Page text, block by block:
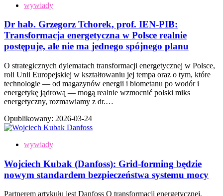
wywiady
Dr hab. Grzegorz Tchorek, prof. IEN-PIB:
Transformacja energetyczna w Polsce realnie
postępuje, ale nie ma jednego spójnego planu
O strategicznych dylematach transformacji energetycznej w Polsce,
roli Unii Europejskiej w kształtowaniu jej tempa oraz o tym, które
technologie — od magazynów energii i biometanu po wodór i
energetykę jądrową — mogą realnie wzmocnić polski miks
energetyczny, rozmawiamy z dr.…
Opublikowany: 2026-03-24
wywiady
Wojciech Kubak (Danfoss): Grid-forming będzie
nowym standardem bezpieczeństwa systemu mocy
Partnerem artykułu jest Danfoss O transformacji energetycznej,